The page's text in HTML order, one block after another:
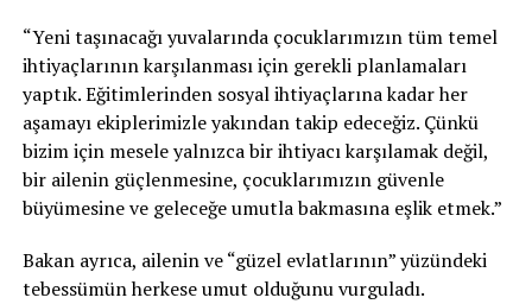
“Yeni taşınacağı yuvalarında çocuklarımızın tüm temel
ihtiyaçlarının karşılanması için gerekli planlamaları
yaptık. Eğitimlerinden sosyal ihtiyaçlarına kadar her
aşamayı ekiplerimizle yakından takip edeceğiz. Çünkü
bizim için mesele yalnızca bir ihtiyacı karşılamak değil,
bir ailenin güçlenmesine, çocuklarımızın güvenle
büyümesine ve geleceğe umutla bakmasına eşlik etmek.”
Bakan ayrıca, ailenin ve “güzel evlatlarının” yüzündeki
tebessümün herkese umut olduğunu vurguladı.